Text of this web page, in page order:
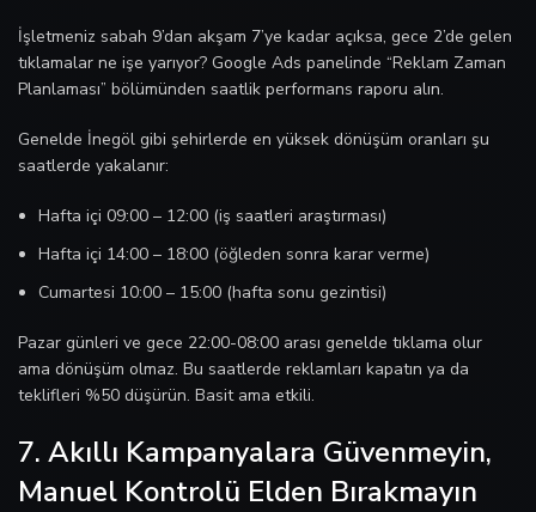
İşletmeniz sabah 9’dan akşam 7’ye kadar açıksa, gece 2’de gelen
tıklamalar ne işe yarıyor? Google Ads panelinde “Reklam Zaman
Planlaması” bölümünden saatlik performans raporu alın.
Genelde İnegöl gibi şehirlerde en yüksek dönüşüm oranları şu
saatlerde yakalanır:
Hafta içi 09:00 – 12:00 (iş saatleri araştırması)
Hafta içi 14:00 – 18:00 (öğleden sonra karar verme)
Cumartesi 10:00 – 15:00 (hafta sonu gezintisi)
Pazar günleri ve gece 22:00-08:00 arası genelde tıklama olur
ama dönüşüm olmaz. Bu saatlerde reklamları kapatın ya da
teklifleri %50 düşürün. Basit ama etkili.
7. Akıllı Kampanyalara Güvenmeyin,
Manuel Kontrolü Elden Bırakmayın